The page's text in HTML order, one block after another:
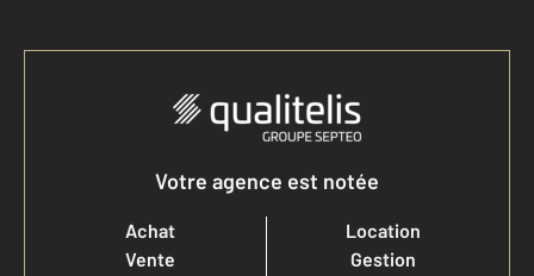
Votre agence est notée
Achat
Vente
Location
Gestion